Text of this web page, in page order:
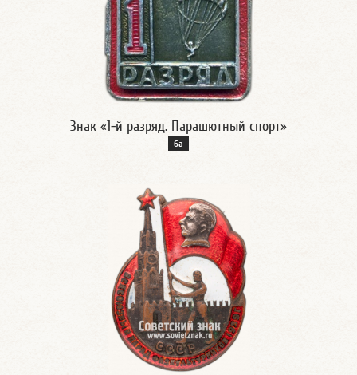
Знак «1-й разряд. Парашютный спорт»
6а